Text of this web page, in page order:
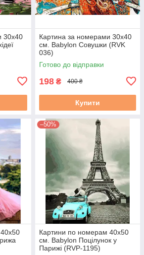
30х40
Картина за номерами 30х40
см. Babylon Совушки (RVK
036)
Готово до відправки
198 ₴ 400 ₴
Купити
–50%
Картини по номерам 40х50
см. Babylon Поцілунок у
Парижі (RVP-1195)